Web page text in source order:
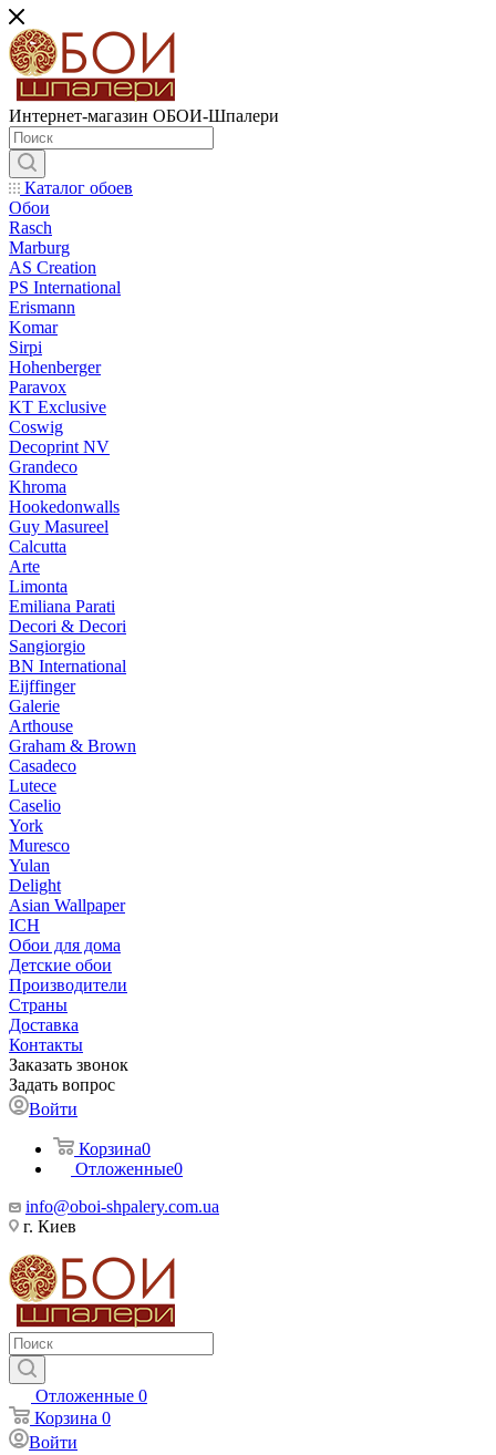
Интернет-магазин ОБОИ-Шпалери
Каталог обоев
Обои
Rasch
Marburg
AS Creation
PS International
Erismann
Komar
Sirpi
Hohenberger
Paravox
KT Exclusive
Coswig
Decoprint NV
Grandeco
Khroma
Hookedonwalls
Guy Masureel
Calcutta
Arte
Limonta
Emiliana Parati
Decori & Decori
Sangiorgio
BN International
Eijffinger
Galerie
Arthouse
Graham & Brown
Casadeco
Lutece
Caselio
York
Muresco
Yulan
Delight
Asian Wallpaper
ICH
Обои для дома
Детские обои
Производители
Страны
Доставка
Контакты
Заказать звонок
Задать вопрос
Войти
Корзина0
Отложенные0
info@oboi-shpalery.com.ua
г. Киев
Отложенные 0
Корзина 0
Войти